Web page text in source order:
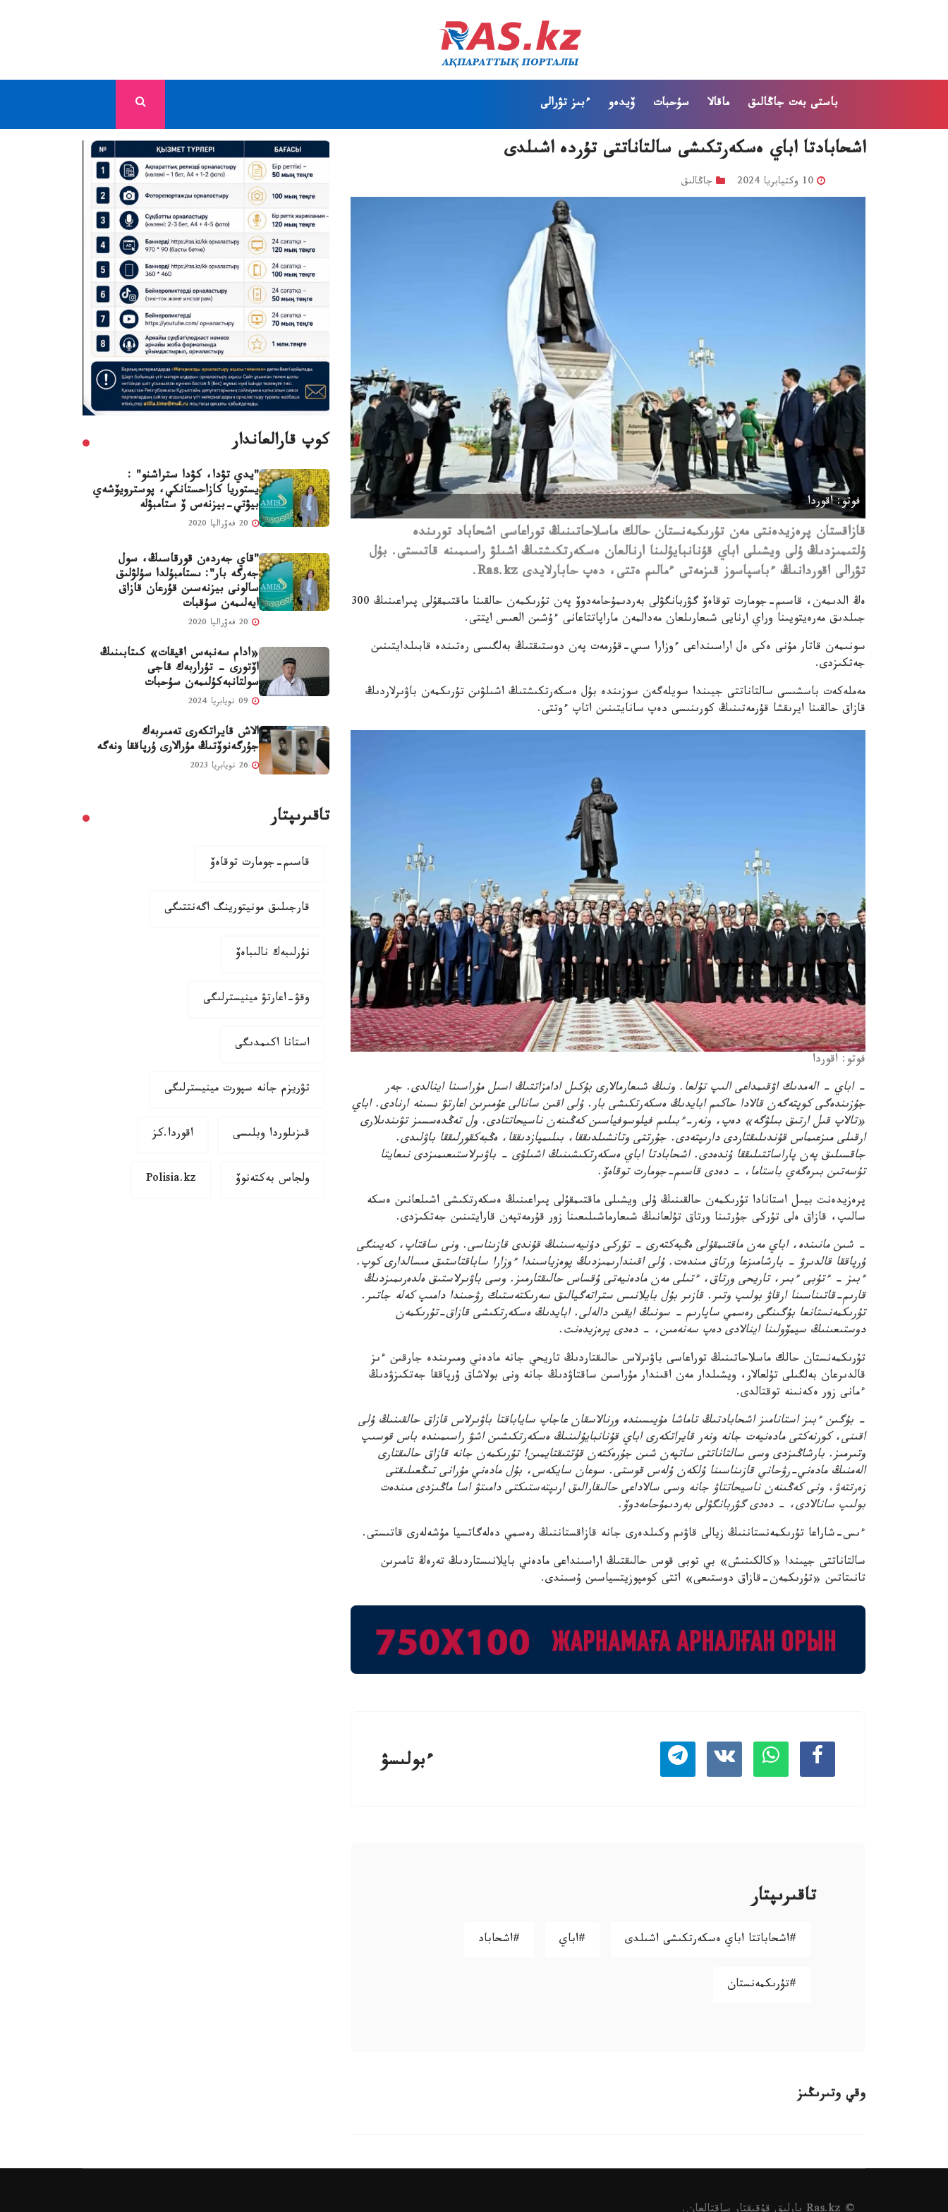
باستى بەت جاڭالىق ماقالا سۇحبات ۆيدەو ءبىز تۋرالى
اشحابادتا اباي ەسكەرتكىشى سالتاناتتى تۇردە اشىلدى
جاڭالىق
فوتو: اقوردا
قازاقستان پرەزيدەنتى مەن تۇرىكمەنستان حالك ماسلاحاتىنىڭ توراعاسى اشحاباد تورىندە
ۇلتىمىزدىڭ ۇلى ويشىلى اباي قۇنانبايۇلىنا ارنالعان ەسكەرتكىشتىڭ اشىلۋ راسىمىنە قاتىستى. بۇل
تۋرالى اقوردانىڭ ءباسپاسوز قىزمەتى ءمالىم ەتتى، دەپ حابارلايدى Ras.kz.
ەڭ الدىمەن، قاسىم-جومارت توقاەۆ گۋربانگۋلى بەردىمۇحامەدوۆ پەن تۇرىكمەن حالقىنا ماقتىمقۇلى پىراعىنىڭ 300
جىلدىق مەرەيتويىنا وراي ارنايى شىعارىلعان مەدالمەن ماراپاتتاعانى ءۇشىن العىس ايتتى.
سونىمەن قاتار مۇنى ەكى ەل اراسىنداعى ءوزارا سىي-قۇرمەت پەن دوستىقتىڭ بەلگىسى رەتىندە قابىلدايتىنىن
جەتكىزدى.
مەملەكەت باسشىسى سالتاناتتى جيىندا سويلەگەن سوزىندە بۇل ەسكەرتكىشتىڭ اشىلۋىن تۇرىكمەن باۋىرلاردىڭ
قازاق حالقىنا ايرىقشا قۇرمەتىنىڭ كورىنىسى دەپ سانايتىنىن اتاپ ءوتتى.
فوتو: اقوردا
– اباي – الەمدىك اۋقىمداعى الىپ تۇلعا. ونىڭ شىعارمالارى بۇكىل ادامزاتتىڭ اسىل مۇراسىنا اينالدى. جەر
جۇزىندەگى كوپتەگەن قالادا حاكىم ابايدىڭ ەسكەرتكىشى بار. ۇلى اقىن سانالى عۇمىرىن اعارتۋ ىسىنە ارنادى. اباي
«تالاپ قىل ارتىق بىلۋگە» دەپ، ونەر-ءبىلىم فيلوسوفياسىن كەڭىنەن ناسيحاتتادى. ول تەڭدەسسىز تۋىندىلارى
ارقىلى مىزعىماس قۇندىلىقتاردى دارىپتەدى. جۇرتتى وتانشىلدىققا، بىلىمپازدىققا، ەڭبەكقورلىققا باۋلىدى.
جاقسىلىق پەن پاراساتتىلىققا ۇندەدى. اشحابادتا اباي ەسكەرتكىشىنىڭ اشىلۋى – باۋىرلاستىعىمىزدى نىعايتا
تۇسەتىن بىرەگەي باستاما، – دەدى قاسىم-جومارت توقاەۆ.
پرەزيدەنت بيىل استانادا تۇرىكمەن حالقىنىڭ ۇلى ويشىلى ماقتىمقۇلى پىراعىنىڭ ەسكەرتكىشى اشىلعانىن ەسكە
سالىپ، قازاق ەلى تۇركى جۇرتىنا ورتاق تۇلعانىڭ شىعارماشىلىعىنا زور قۇرمەتپەن قارايتىنىن جەتكىزدى.
– شىن مانىندە، اباي مەن ماقتىمقۇلى ەڭبەكتەرى – تۇركى دۇنيەسىنىڭ قۇندى قازىناسى. ونى ساقتاپ، كەيىنگى
ۇرپاققا قالدىرۋ – بارشامىزعا ورتاق مىندەت. ۇلى اقىندارىمىزدىڭ پوەزياسىندا ءوزارا ساباقتاستىق مىسالدارى كوپ.
ءبىز – ءتۇبى ءبىر، تاريحى ورتاق، ءتىلى مەن مادەنيەتى ۇقساس حالىقتارمىز. وسى باۋىرلاستىق ەلدەرىمىزدىڭ
قارىم-قاتىناسىنا ارقاۋ بولىپ وتىر. قازىر بۇل بايلانىس ستراتەگيالىق سەرىكتەستىك رۋحىندا دامىپ كەلە جاتىر.
تۇرىكمەنستانعا بۇگىنگى رەسمي ساپارىم – سونىڭ ايقىن دالەلى. ابايدىڭ ەسكەرتكىشى قازاق-تۇرىكمەن
دوستىعىنىڭ سيمۆولىنا اينالادى دەپ سەنەمىن، – دەدى پرەزيدەنت.
تۇرىكمەنستان حالك ماسلاحاتىنىڭ توراعاسى باۋىرلاس حالىقتاردىڭ تاريحي جانە مادەني ومىرىندە جارقىن ءىز
قالدىرعان بەلگىلى تۇلعالار، ويشىلدار مەن اقىندار مۇراسىن ساقتاۋدىڭ جانە ونى بولاشاق ۇرپاققا جەتكىزۋدىڭ
ءمانى زور ەكەنىنە توقتالدى.
– بۇگىن ءبىز استانامىز اشحابادتىڭ تاماشا مۇيىسىندە ورنالاسقان عاجاپ ساياباقتا باۋىرلاس قازاق حالقىنىڭ ۇلى
اقىنى، كورنەكتى مادەنيەت جانە ونەر قايراتكەرى اباي قۇنانبايۇلىنىڭ ەسكەرتكىشىن اشۋ راسىمىندە باس قوسىپ
وتىرمىز. بارشاڭىزدى وسى سالتاناتتى ساتپەن شىن جۇرەكتەن قۇتتىقتايمىن! تۇرىكمەن جانە قازاق حالىقتارى
الەمنىڭ مادەني-رۋحاني قازىناسىنا ۇلكەن ۇلەس قوستى. سوعان سايكەس، بۇل مادەني مۇرانى تىڭعىلىقتى
زەرتتەۋ، ونى كەڭىنەن ناسيحاتتاۋ جانە وسى سالاداعى حالىقارالىق ارىپتەستىكتى دامىتۋ اسا ماڭىزدى مىندەت
بولىپ سانالادى، – دەدى گۋربانگۋلى بەردىمۇحامەدوۆ.
ءىس-شاراعا تۇرىكمەنستاننىڭ زيالى قاۋىم وكىلدەرى جانە قازاقستاننىڭ رەسمي دەلەگاتسيا مۇشەلەرى قاتىستى.
سالتاناتتى جيىندا «كالكىنىش» بي توبى قوس حالىقتىڭ اراسىنداعى مادەني بايلانىستاردىڭ تەرەڭ تامىرىن
تانىتاتىن «تۇرىكمەن-قازاق دوستىعى» اتتى كومپوزيتسياسىن ۇسىندى.
ءبولىسۋ
تاقىرىپتار
#اشحاباتتا اباي ەسكەرتكىشى اشىلدى #اباي #اشحاباد
#تۇرىكمەنستان
وقي وتىرىڭىز
كوپ قارالعاندار
"يدي تۋدا، كۋدا ستراشنو" :
يستوريا كازاحستانكي، پوسترويۆشەي
بيۋتي-بيزنەس ۆ ستامبۋلە
"قاي جەردەن قورقاسىڭ، سول
جەرگە بار": ىستامبۇلدا سۇلۋلىق
سالونى بيزنەسىن قۇرعان قازاق
ايەلىمەن سۇقبات
«ادام سەنبەس اقيقات» كىتابىنىڭ
اۆتورى - تۇراربەك قاجى
سولتانبەكۇلىمەن سۇحبات
الاش قايراتكەرى تەمىربەك
جۇرگەنوۆتىڭ مۇرالارى ۇرپاققا ونەگە
تاقىرىپتار
قاسىم-جومارت توقاەۆ
قارجىلىق مونيتورينگ اگەنتتىگى
نۇرلىبەك نالىباەۆ
وقۋ-اعارتۋ مينيسترلىگى
استانا اكىمدىگى
تۋريزم جانە سپورت مينيسترلىگى
قىزىلوردا وبلىسى اقوردا.كز
ولجاس بەكتەنوۆ Polisia.kz